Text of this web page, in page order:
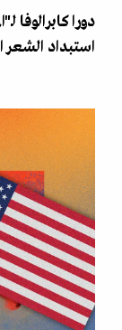
دورا كابرالوفا
استبداد الشعر